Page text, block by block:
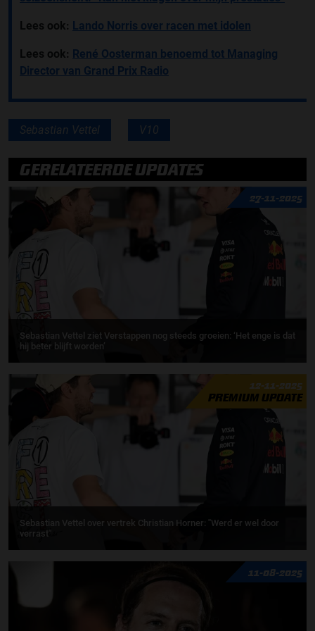
Lees ook: Lando Norris over racen met idolen
Lees ook: René Oosterman benoemd tot Managing
Director van Grand Prix Radio
Sebastian Vettel V10
GERELATEERDE UPDATES
27-11-2025
Sebastian Vettel ziet Verstappen nog steeds groeien: ‘Het enge is dat
hij beter blijft worden’
12-11-2025
PREMIUM UPDATE
Sebastian Vettel over vertrek Christian Horner: ''Werd er wel door
verrast''
11-08-2025